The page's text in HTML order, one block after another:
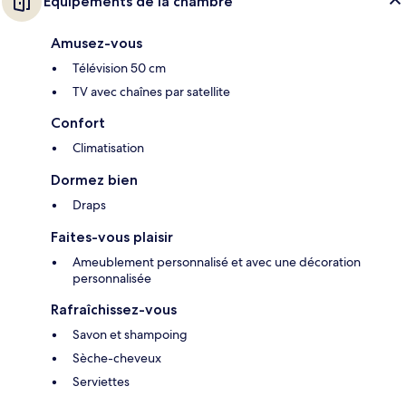
Amusez-vous
Télévision 50 cm
TV avec chaînes par satellite
Confort
Climatisation
Dormez bien
Draps
Faites-vous plaisir
Ameublement personnalisé et avec une décoration
personnalisée
Rafraîchissez-vous
Savon et shampoing
Sèche-cheveux
Serviettes